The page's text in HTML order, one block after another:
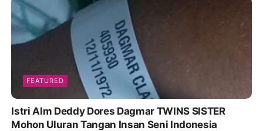
FEATURED
Istri Alm Deddy Dores Dagmar TWINS SISTER
Mohon Uluran Tangan Insan Seni Indonesia